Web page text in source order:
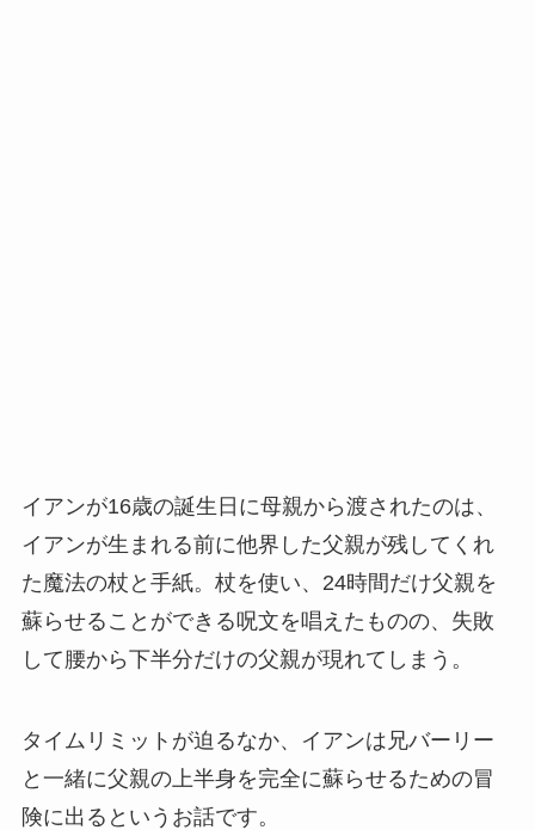
イアンが16歳の誕生日に母親から渡されたのは、
イアンが生まれる前に他界した父親が残してくれ
た魔法の杖と手紙。杖を使い、24時間だけ父親を
蘇らせることができる呪文を唱えたものの、失敗
して腰から下半分だけの父親が現れてしまう。
タイムリミットが迫るなか、イアンは兄バーリー
と一緒に父親の上半身を完全に蘇らせるための冒
険に出るというお話です。